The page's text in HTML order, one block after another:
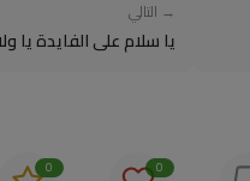
→ التالي
يا سلام على الفايدة يا
0
0